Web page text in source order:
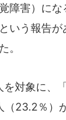
障害）に
いう報告
。
対象に、
（23.2％）